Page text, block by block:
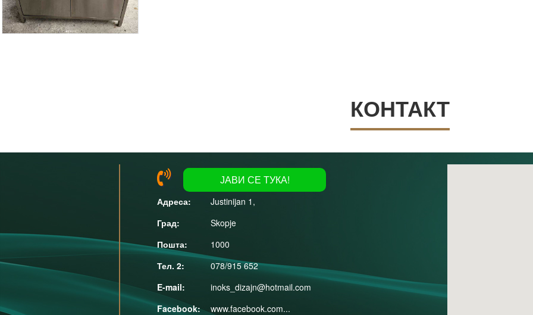
КОНТАКТ
ЈАВИ СЕ ТУКА!
tel:078/446 916 25
Justinijan 1,
Skopje
1000
078/915 652
inoks_dizajn@hotmail.com
www.facebook.com...